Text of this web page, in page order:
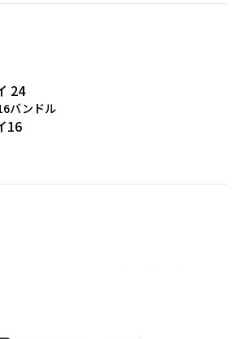
24
バンドル
16